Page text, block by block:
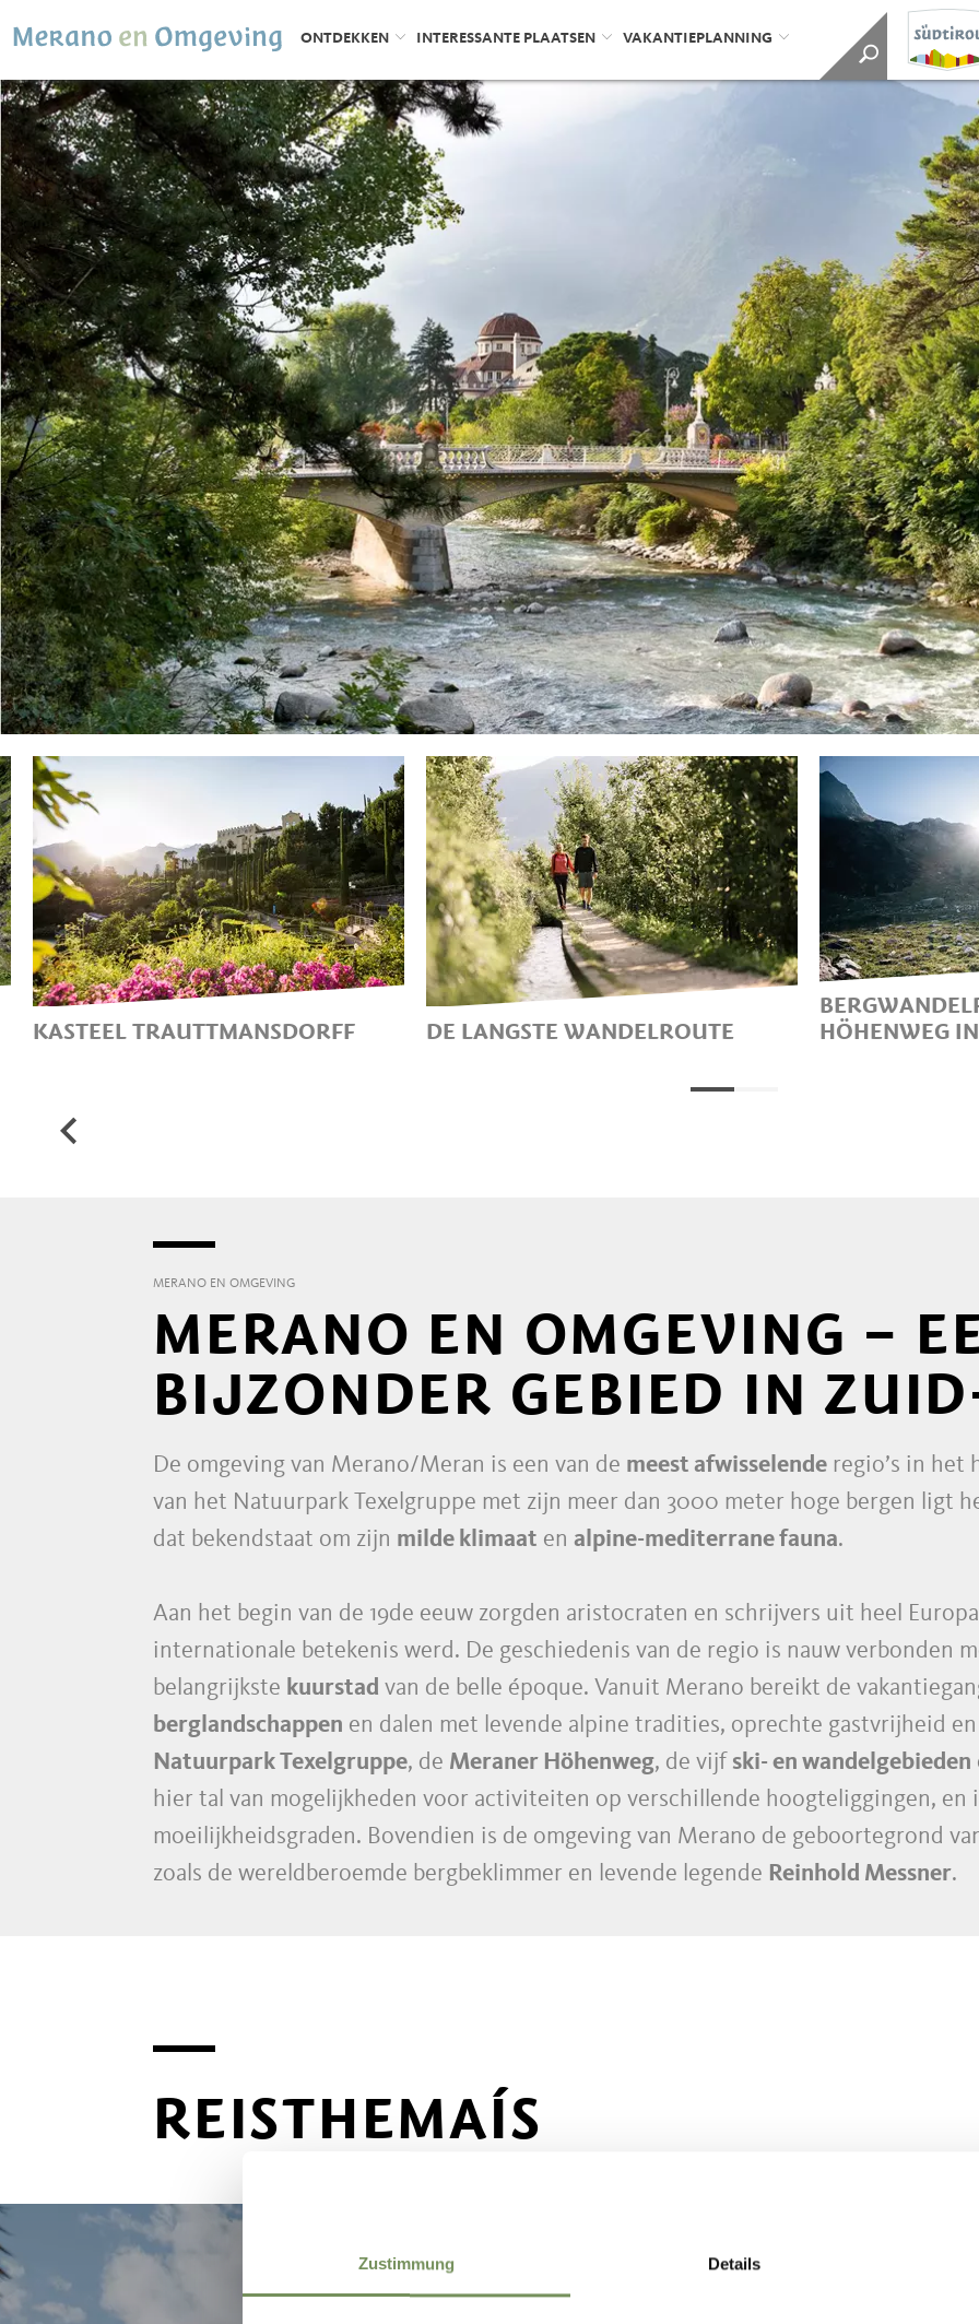
Zustimmung Details
ONTDEKKEN INTERESSANTE PLAATSEN VAKANTIEPLANNING
KASTEEL TRAUTTMANSDORFF
WAALWEG IS DE LANGSTE
DE LANGSTE WANDELROUTE
HÖHENWEG
MERANO EN OMGEVING
MERANO EN OMGEVING –
BIJZONDER GEBIED IN
De omgeving van Merano/Meran is een van de meest afwisselende regio’s in het
van het Natuurpark Texelgruppe met zijn meer dan 3000 meter hoge bergen ligt
dat bekendstaat om zijn milde klimaat en alpine-mediterrane fauna.
Aan het begin van de 19de eeuw zorgden aristocraten en schrijvers uit heel
internationale betekenis werd. De geschiedenis van de regio is nauw verbonden
belangrijkste kuurstad van de belle époque. Vanuit Merano bereikt de
berglandschappen en dalen met levende alpine tradities, oprechte gastvrijheid
Natuurpark Texelgruppe, de Meraner Höhenweg, de vijf ski- en wandelgebieden
hier tal van mogelijkheden voor activiteiten op verschillende hoogteliggingen, en
moeilijkheidsgraden. Bovendien is de omgeving van Merano de geboortegrond
zoals de wereldberoemde bergbeklimmer en levende legende Reinhold Messner.
REISTHEMAÍS